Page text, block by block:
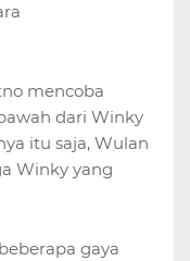
mencoba
dari Winky
itu saja, Wulan
Winky yang
gaya